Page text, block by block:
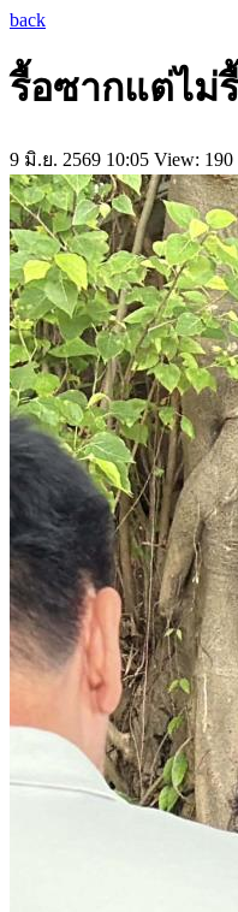
back
รื้อซากแต่ไม่
9 มิ.ย. 2569 10:05 View: 190